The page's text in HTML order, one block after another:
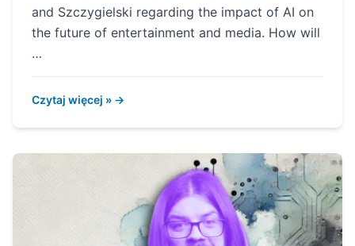
and Szczygielski regarding the impact of AI on
the future of entertainment and media. How will
…
Czytaj więcej » →